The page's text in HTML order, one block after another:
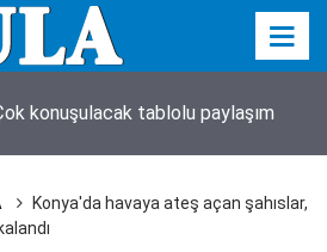
konuşulacak tablolu paylaşım
Konya'da havaya ateş açan şahıslar,